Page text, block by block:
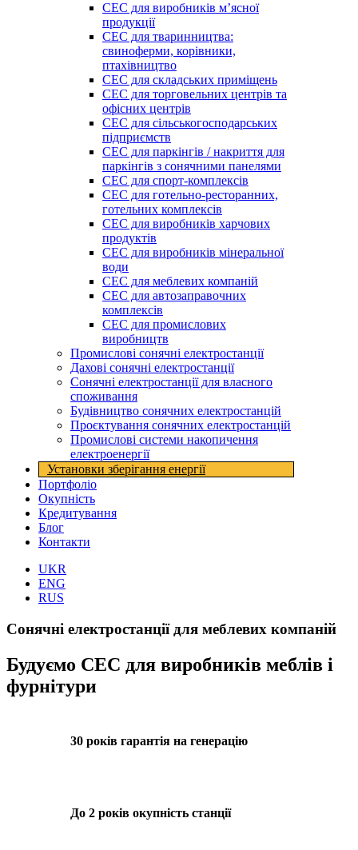
СЕС для виробників мʼясної
продукції
СЕС для тваринництва:
свиноферми, корівники,
птахівництво
СЕС для складських приміщень
СЕС для торговельних центрів та
офісних центрів
СЕС для сільськогосподарських
підприємств
СЕС для паркінгів / накриття для
паркінгів з сонячними панелями
СЕС для спорт-комплексів
СЕС для готельно-ресторанних,
готельних комплексів
СЕС для виробників харчових
продуктів
СЕС для виробників мінеральної
води
СЕС для меблевих компаній
СЕС для автозаправочних
комплексів
СЕС для промислових
виробництв
Промислові сонячні електростанції
Дахові сонячні електростанції
Сонячні електростанції для власного
споживання
Будівництво сонячних електростанцій
Проєктування сонячних електростанцій
Промислові системи накопичення
електроенергії
Установки зберігання енергії​
Портфоліо
Окупність
Кредитування
Блог
Контакти
UKR
ENG
RUS
Сонячні електростанції для меблевих компаній
Будуємо СЕС для виробників меблів і
фурнітури
30 років гарантія на генерацію
До 2 років окупність станції